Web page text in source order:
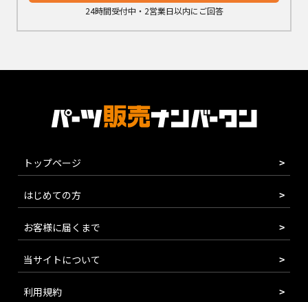
24時間受付中・2営業日以内にご回答
トップページ
はじめての方
お客様に届くまで
当サイトについて
利用規約